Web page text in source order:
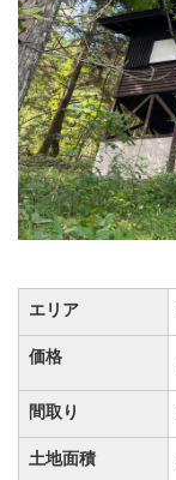
エリア
価格
間取り
土地面積